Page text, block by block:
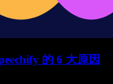
的 6 大原因